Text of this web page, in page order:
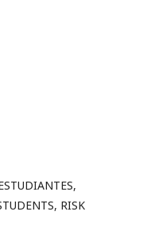
RISK